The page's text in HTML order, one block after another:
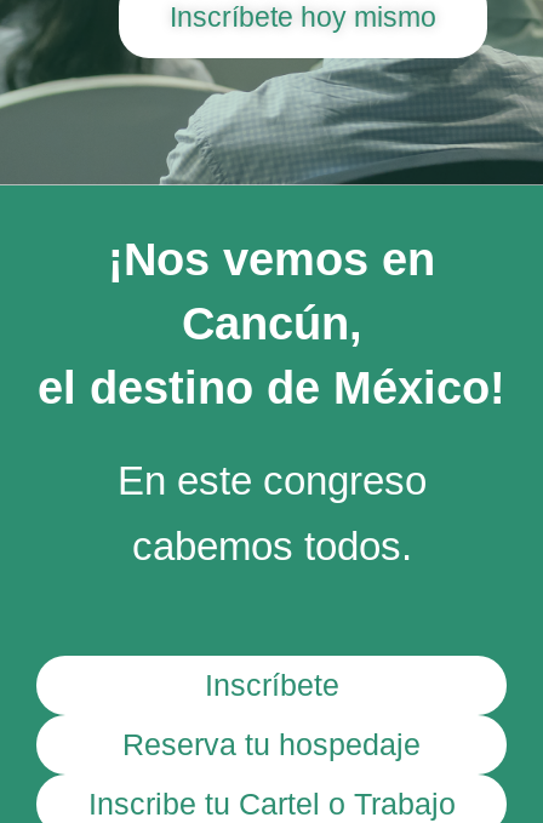
Inscríbete hoy mismo
¡Nos vemos en
Cancún,
el destino de México!
En este congreso
cabemos todos.
Inscríbete
Reserva tu hospedaje
Inscribe tu Cartel o Trabajo